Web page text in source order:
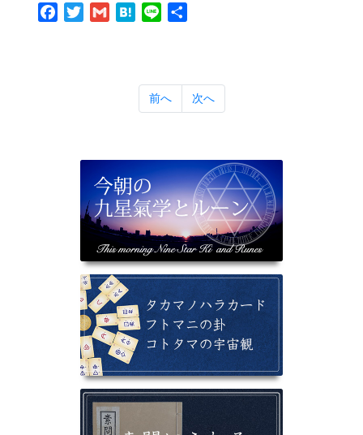
Facebook
TwitterGmail Hatena
Line
前へ 次へ